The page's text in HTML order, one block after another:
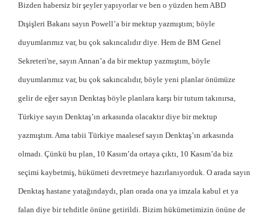
Bizden habersiz bir şeyler yapıyorlar ve ben o yüzden hem ABD
Dışişleri Bakanı sayın Powell’a bir mektup yazmıştım; böyle
duyumlarımız var, bu çok sakıncalıdır diye. Hem de BM Genel
Sekreteri'ne, sayın Annan’a da bir mektup yazmıştım, böyle
duyumlarımız var, bu çok sakıncalıdır, böyle yeni planlar önümüze
gelir de eğer sayın Denktaş böyle planlara karşı bir tutum takınırsa,
Türkiye sayın Denktaş’ın arkasında olacaktır diye bir mektup
yazmıştım. Ama tabii Türkiye maalesef sayın Denktaş’ın arkasında
olmadı. Çünkü bu plan, 10 Kasım’da ortaya çıktı, 10 Kasım’da biz
seçimi kaybetmiş, hükümeti devretmeye hazırlanıyorduk. O arada sayın
Denktaş hastane yatağındaydı, plan orada ona ya imzala kabul et ya
falan diye bir tehditle önüne getirildi. Bizim hükümetimizin önüne de